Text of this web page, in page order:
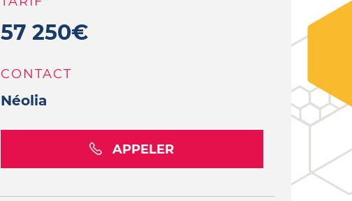
57 250€
CONTACT
Néolia
APPELER